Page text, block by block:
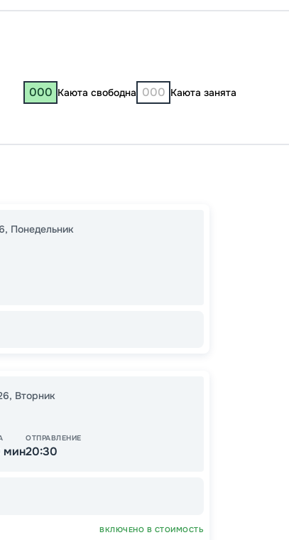
000 Каюта свободна 000 Каюта занята
, Понедельник
, Вторник
мин
ОТПРАВЛЕНИЕ
20:30
ВКЛЮЧЕНО В СТОИМОСТЬ